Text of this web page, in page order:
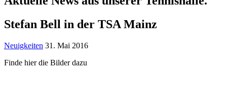
Stefan Bell in der TSA Mainz
Neuigkeiten 31. Mai 2016
Finde hier die Bilder dazu